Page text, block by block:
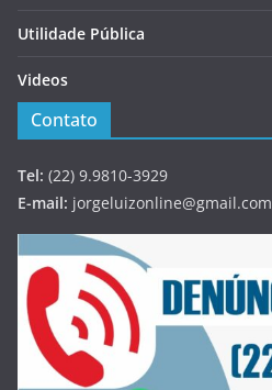
Utilidade Pública
Videos
Contato
Tel: (22) 9.9810-3929
E-mail: jorgeluizonline@gmail.com